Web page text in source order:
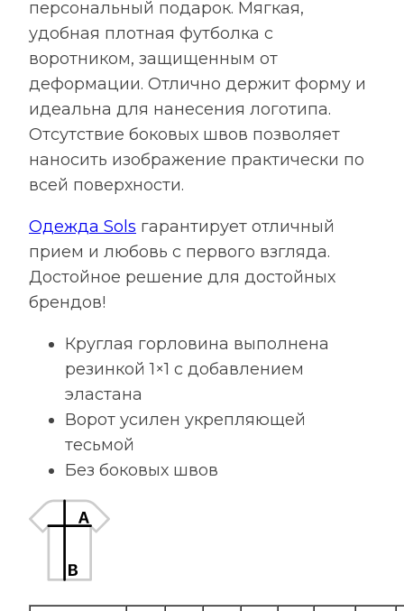
персональный подарок. Мягкая,
удобная плотная футболка с
воротником, защищенным от
деформации. Отлично держит форму и
идеальна для нанесения логотипа.
Отсутствие боковых швов позволяет
наносить изображение практически по
всей поверхности.
Одежда Sols гарантирует отличный
прием и любовь с первого взгляда.
Достойное решение для достойных
брендов!
Круглая горловина выполнена
резинкой 1×1 с добавлением
эластана
Ворот усилен укрепляющей
тесьмой
Без боковых швов